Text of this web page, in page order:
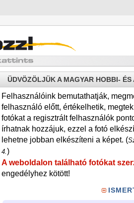
ÜDVÖZÖLJÜK A MAGYAR HOBBI-
Felhasználóink bemutathatják,
felhasználó előtt, értékelhetik,
fotókat a regisztrált felhasználók
írhatnak hozzájuk, ezzel a fotó
lehetne jobban elkészíteni a képet. (
4.)
A weboldalon található fotókat
engedélyhez kötött!